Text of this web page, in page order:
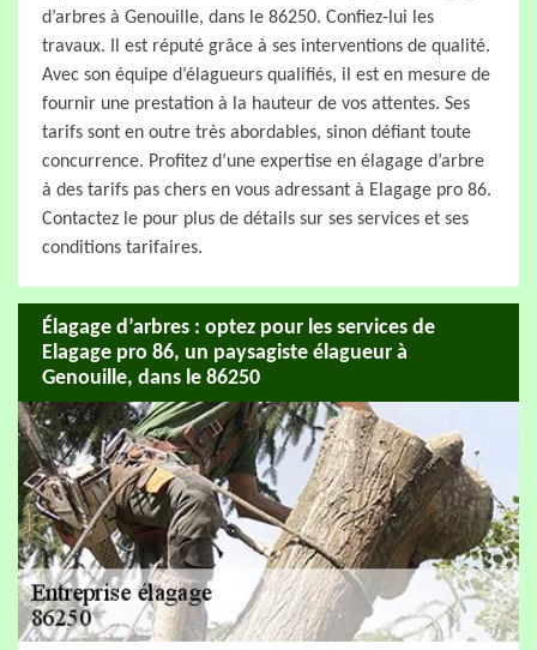
d’arbres à Genouille, dans le 86250. Confiez-lui les
travaux. Il est réputé grâce à ses interventions de qualité.
Avec son équipe d’élagueurs qualifiés, il est en mesure de
fournir une prestation à la hauteur de vos attentes. Ses
tarifs sont en outre très abordables, sinon défiant toute
concurrence. Profitez d’une expertise en élagage d’arbre
à des tarifs pas chers en vous adressant à Elagage pro 86.
Contactez le pour plus de détails sur ses services et ses
conditions tarifaires.
Élagage d’arbres : optez pour les services de
Elagage pro 86, un paysagiste élagueur à
Genouille, dans le 86250